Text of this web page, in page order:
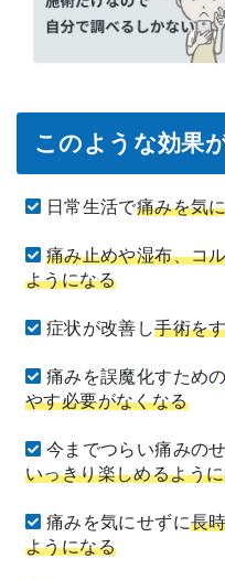
このような効果
日常生活で痛みを気
痛み止めや湿布、コ
ようになる
症状が改善し手術を
痛みを誤魔化すための
やす必要がなくなる
今までつらい痛みの
いっきり楽しめるよう
痛みを気にせずに長
ようになる